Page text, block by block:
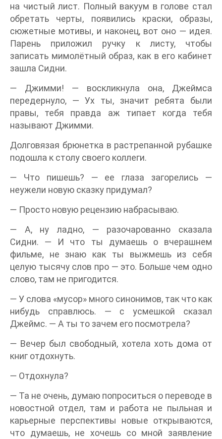
на чистый лист. Полный вакуум в голове стал
обретать черты, появились краски, образы,
сюжетные мотивы, и наконец, вот оно — идея.
Парень приложил ручку к листу, чтобы
записать мимолётный образ, как в его кабинет
зашла Сидни.
— Джимми! — воскликнула она, Джеймса
передернуло, — Ух ты, значит ребята были
правы, тебя правда аж типает когда тебя
называют Джимми.
Долговязая брюнетка в растрепанной рубашке
подошла к столу своего коллеги.
— Что пишешь? — ее глаза загорелись —
неужели новую сказку придумал?
— Просто новую рецензию набрасываю.
— А, ну ладно, — разочарованно сказала
Сидни. — И что ты думаешь о вчерашнем
фильме, не знаю как ты выжмешь из себя
целую тысячу слов про — это. Больше чем одно
слово, там не пригодится.
— У слова «мусор» много синонимов, так что как
нибудь справлюсь. — с усмешкой сказал
Джеймс. — А ты то зачем его посмотрела?
— Вечер был свободный, хотела хоть дома от
книг отдохнуть.
— Отдохнула?
— Та не очень, думаю попроситься о переводе в
новостной отдел, там и работа не пыльная и
карьерные перспективы новые открываются,
что думаешь, не хочешь со мной заявление